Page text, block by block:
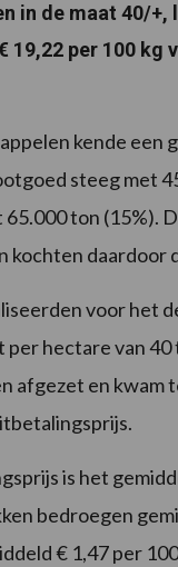
in de maat 40/+,
19,22 per 100 kg
kende een
steeg met
65.000 ton
kochten
voor het
hectare van
afgezet en kwam
is het
bedroegen
€ 1,47 per